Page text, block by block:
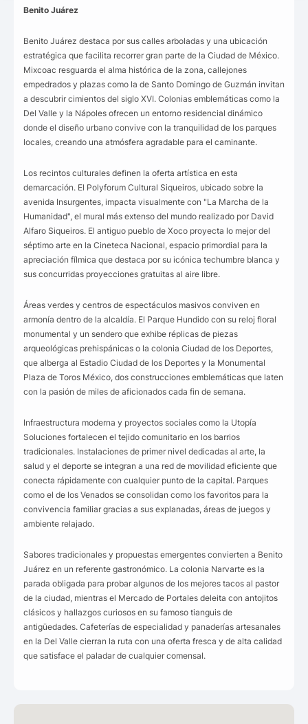
Benito Juárez
Benito Juárez destaca por sus calles arboladas y una ubicación
estratégica que facilita recorrer gran parte de la Ciudad de México.
Mixcoac resguarda el alma histórica de la zona, callejones
empedrados y plazas como la de Santo Domingo de Guzmán invitan
a descubrir cimientos del siglo XVI. Colonias emblemáticas como la
Del Valle y la Nápoles ofrecen un entorno residencial dinámico
donde el diseño urbano convive con la tranquilidad de los parques
locales, creando una atmósfera agradable para el caminante.
Los recintos culturales definen la oferta artística en esta
demarcación. El Polyforum Cultural Siqueiros, ubicado sobre la
avenida Insurgentes, impacta visualmente con "La Marcha de la
Humanidad", el mural más extenso del mundo realizado por David
Alfaro Siqueiros. El antiguo pueblo de Xoco proyecta lo mejor del
séptimo arte en la Cineteca Nacional, espacio primordial para la
apreciación fílmica que destaca por su icónica techumbre blanca y
sus concurridas proyecciones gratuitas al aire libre.
Áreas verdes y centros de espectáculos masivos conviven en
armonía dentro de la alcaldía. El Parque Hundido con su reloj floral
monumental y un sendero que exhibe réplicas de piezas
arqueológicas prehispánicas o la colonia Ciudad de los Deportes,
que alberga al Estadio Ciudad de los Deportes y la Monumental
Plaza de Toros México, dos construcciones emblemáticas que laten
con la pasión de miles de aficionados cada fin de semana.
Infraestructura moderna y proyectos sociales como la Utopía
Soluciones fortalecen el tejido comunitario en los barrios
tradicionales. Instalaciones de primer nivel dedicadas al arte, la
salud y el deporte se integran a una red de movilidad eficiente que
conecta rápidamente con cualquier punto de la capital. Parques
como el de los Venados se consolidan como los favoritos para la
convivencia familiar gracias a sus explanadas, áreas de juegos y
ambiente relajado.
Sabores tradicionales y propuestas emergentes convierten a Benito
Juárez en un referente gastronómico. La colonia Narvarte es la
parada obligada para probar algunos de los mejores tacos al pastor
de la ciudad, mientras el Mercado de Portales deleita con antojitos
clásicos y hallazgos curiosos en su famoso tianguis de
antigüedades. Cafeterías de especialidad y panaderías artesanales
en la Del Valle cierran la ruta con una oferta fresca y de alta calidad
que satisface el paladar de cualquier comensal.